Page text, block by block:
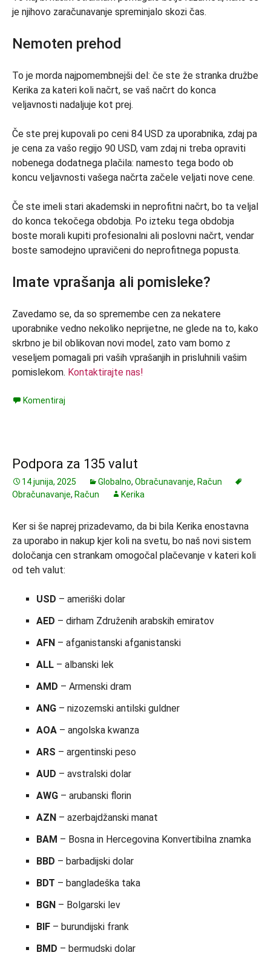
je njihovo zaračunavanje spreminjalo skozi čas.
Nemoten prehod
To je morda najpomembnejši del: če ste že stranka družbe
Kerika za kateri koli načrt, se vaš načrt do konca
veljavnosti nadaljuje kot prej.
Če ste prej kupovali po ceni 84 USD za uporabnika, zdaj pa
je cena za vašo regijo 90 USD, vam zdaj ni treba opraviti
nobenega dodatnega plačila: namesto tega bodo ob
koncu veljavnosti vašega načrta začele veljati nove cene.
Če ste imeli stari akademski in neprofitni načrt, bo ta veljal
do konca tekočega obdobja. Po izteku tega obdobja
boste morali kupiti profesionalni ali poslovni načrt, vendar
boste samodejno upravičeni do neprofitnega popusta.
Imate vprašanja ali pomisleke?
Zavedamo se, da so spremembe cen za nekatere
uporabnike vedno nekoliko neprijetne, ne glede na to, kako
skrbno je bil oblikovan novi model, zato vam bomo z
veseljem pomagali pri vaših vprašanjih in prisluhnili vašim
pomislekom. Kontaktirajte nas!
Komentiraj
Podpora za 135 valut
14 junija, 2025 Globalno, Obračunavanje, Račun
Obračunavanje, Račun Kerika
Ker si še naprej prizadevamo, da bi bila Kerika enostavna
za uporabo in nakup kjer koli na svetu, bo naš novi sistem
določanja cen strankam omogočal plačevanje v kateri koli
od teh valut:
USD – ameriški dolar
AED – dirham Združenih arabskih emiratov
AFN – afganistanski afganistanski
ALL – albanski lek
AMD – Armenski dram
ANG – nizozemski antilski guldner
AOA – angolska kwanza
ARS – argentinski peso
AUD – avstralski dolar
AWG – arubanski florin
AZN – azerbajdžanski manat
BAM – Bosna in Hercegovina Konvertibilna znamka
BBD – barbadijski dolar
BDT – bangladeška taka
BGN – Bolgarski lev
BIF – burundijski frank
BMD – bermudski dolar